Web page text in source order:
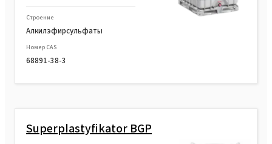
Строение
Алкилэфирсульфаты
Номер CAS
68891-38-3
Superplastyfikator BGP